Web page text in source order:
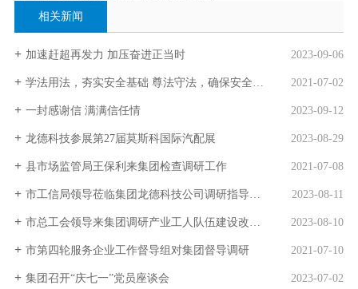
相关新闻
加速赶超再发力 加压奋进正当时 2023-09-06
学法用法，夯实安全基础 尊法守法，确保安全稳定 2021-07-02
一封感谢信 满满信任情 2023-09-12
龙德科技参展第27届莫斯科国际汽配展 2023-08-29
县市场监管局王保利来集团检查调研工作 2021-07-08
市工信局领导莅临集团龙德科技公司调研指导工作 2023-08-11
市总工会领导来集团调研产业工人队伍建设改革工作 2023-08-10
市第四轮服务企业工作督导组对集团督导调研 2021-07-10
集团召开“庆七一”党员座谈会 2023-07-02